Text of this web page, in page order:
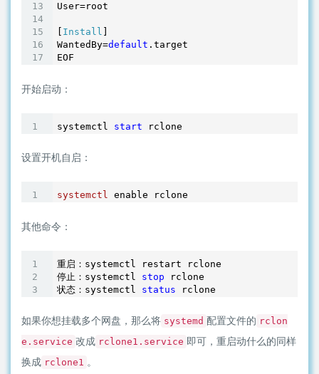
User=root
Install
WantedBy=default .target
开始启动：
systemctl start
设置开机自启：
systemctl
其他命令：
重启：systemctl restart rclone
停止：systemctl stop rclone
状态：systemctl status rclone
如果你想挂载多个网盘，那么将 systemd 配置文件的 rclon
e.service 改成 rclone1.service 即可，重启动什么的同样
换成 rclone1 。